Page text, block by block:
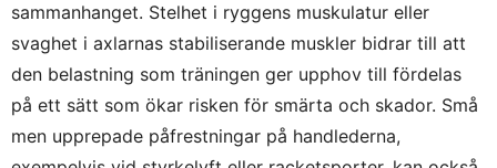
sammanhanget. Stelhet i ryggens muskulatur eller
svaghet i axlarnas stabiliserande muskler bidrar till att
den belastning som träningen ger upphov till fördelas
på ett sätt som ökar risken för smärta och skador. Små
men upprepade påfrestningar på handlederna,